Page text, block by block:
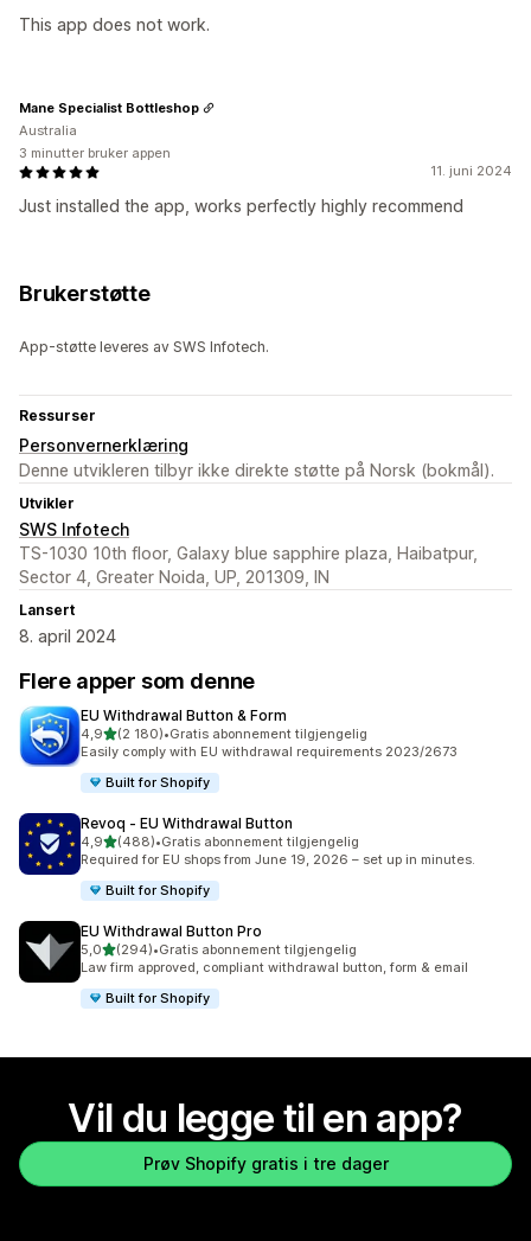
This app does not work.
11. juni 2024
Just installed the app, works perfectly highly recommend
Mane Specialist Bottleshop
Australia
3 minutter bruker appen
Brukerstøtte
App-støtte leveres av SWS Infotech.
Ressurser
Personvernerklæring
Denne utvikleren tilbyr ikke direkte støtte på Norsk (bokmål).
Utvikler
SWS Infotech
TS-1030 10th floor, Galaxy blue sapphire plaza, Haibatpur,
Sector 4, Greater Noida, UP, 201309, IN
Lansert
8. april 2024
Flere apper som denne
EU Withdrawal Button & Form
4,9av 5 stjerner
(2 180)
Totalt 2180 omtaler
•Gratis abonnement tilgjengelig
Easily comply with EU withdrawal requirements 2023/2673
Built for Shopify
Revoq ‑ EU Withdrawal Button
4,9av 5 stjerner
(488)
Totalt 488 omtaler
•Gratis abonnement tilgjengelig
Required for EU shops from June 19, 2026 – set up in minutes.
Built for Shopify
EU Withdrawal Button Pro
5,0av 5 stjerner
(294)
Totalt 294 omtaler
•Gratis abonnement tilgjengelig
Law firm approved, compliant withdrawal button, form & email
Built for Shopify
Vil du legge til en app?
Prøv Shopify gratis i tre dager